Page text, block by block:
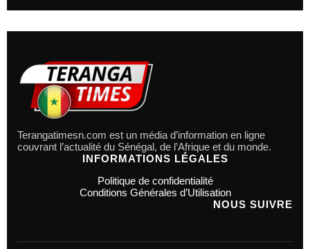
Terangatimesn.com est un média d’information en ligne
couvrant l’actualité du Sénégal, de l’Afrique et du monde.
INFORMATIONS LÉGALES
Politique de confidentialité
Conditions Générales d’Utilisation
NOUS SUIVRE